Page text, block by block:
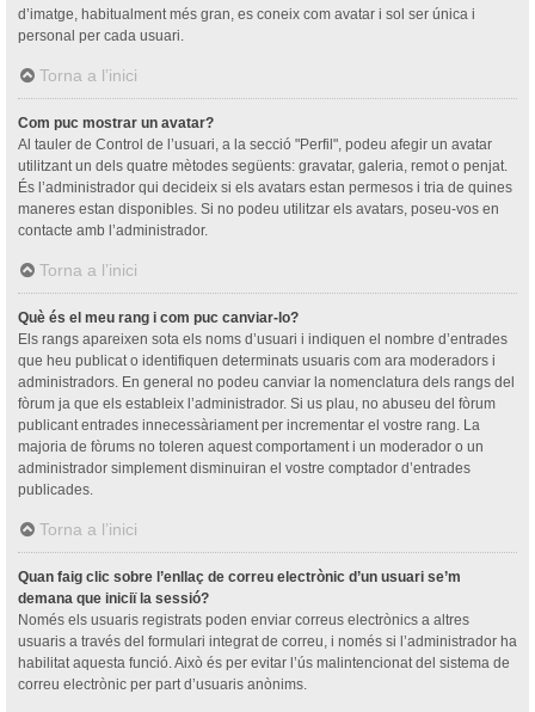
d’imatge, habitualment més gran, es coneix com avatar i sol ser única i
personal per cada usuari.
Torna a l’inici
Com puc mostrar un avatar?
Al tauler de Control de l’usuari, a la secció "Perfil", podeu afegir un avatar
utilitzant un dels quatre mètodes següents: gravatar, galeria, remot o penjat.
És l’administrador qui decideix si els avatars estan permesos i tria de quines
maneres estan disponibles. Si no podeu utilitzar els avatars, poseu-vos en
contacte amb l’administrador.
Torna a l’inici
Què és el meu rang i com puc canviar-lo?
Els rangs apareixen sota els noms d’usuari i indiquen el nombre d’entrades
que heu publicat o identifiquen determinats usuaris com ara moderadors i
administradors. En general no podeu canviar la nomenclatura dels rangs del
fòrum ja que els estableix l’administrador. Si us plau, no abuseu del fòrum
publicant entrades innecessàriament per incrementar el vostre rang. La
majoria de fòrums no toleren aquest comportament i un moderador o un
administrador simplement disminuiran el vostre comptador d’entrades
publicades.
Torna a l’inici
Quan faig clic sobre l’enllaç de correu electrònic d’un usuari se’m
demana que iniciï la sessió?
Només els usuaris registrats poden enviar correus electrònics a altres
usuaris a través del formulari integrat de correu, i només si l’administrador ha
habilitat aquesta funció. Això és per evitar l’ús malintencionat del sistema de
correu electrònic per part d’usuaris anònims.